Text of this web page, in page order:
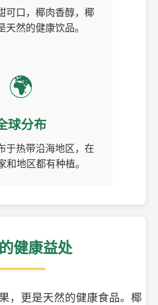
可口，椰肉香醇，椰
天然的健康饮品。
🌍
球分布
于热带沿海地区，在
和地区都有种植。
健康益处
，更是天然的健康食品。椰